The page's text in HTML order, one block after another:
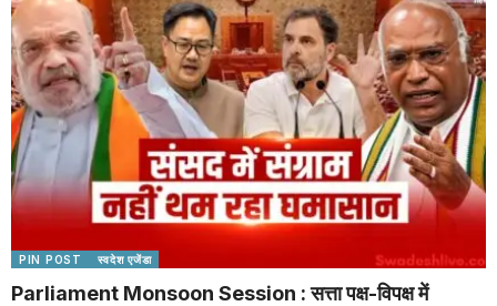
PIN POST स्वदेश एजेंडा
Parliament Monsoon Session : सत्ता पक्ष-विपक्ष में